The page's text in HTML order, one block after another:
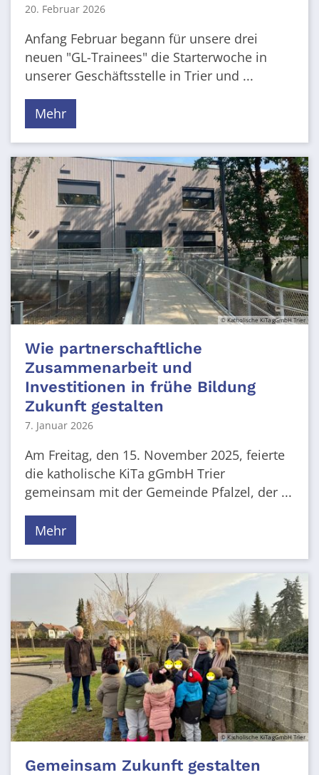
20. Februar 2026
Anfang Februar begann für unsere drei
neuen "GL-Trainees" die Starterwoche in
unserer Geschäftsstelle in Trier und ...
Mehr
© Katholische KiTa gGmbH Trier
Wie partnerschaftliche
Zusammenarbeit und
Investitionen in frühe Bildung
Zukunft gestalten
7. Januar 2026
Am Freitag, den 15. November 2025, feierte
die katholische KiTa gGmbH Trier
gemeinsam mit der Gemeinde Pfalzel, der ...
Mehr
© Katholische KiTa gGmbH Trier
Gemeinsam Zukunft gestalten